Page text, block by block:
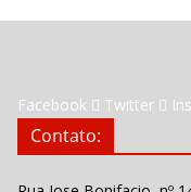
Facebook Twitter
Contato: